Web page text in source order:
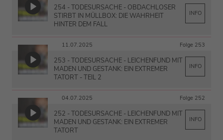
254 - TODESURSACHE - OBDACHLOSER
STIRBT IN MÜLLBOX: DIE WAHRHEIT
HINTER DEM FALL
INFO
11.07.2025 Folge 253
253 - TODESURSACHE - LEICHENFUND MIT
MADEN UND GESTANK: EIN EXTREMER
TATORT - TEIL 2
INFO
04.07.2025 Folge 252
252 - TODESURSACHE - LEICHENFUND MIT
MADEN UND GESTANK: EIN EXTREMER
TATORT
INFO